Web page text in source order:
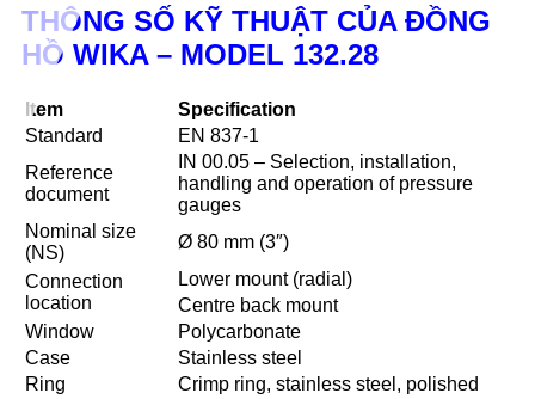
THÔNG SỐ KỸ THUẬT CỦA ĐỒNG
HỒ WIKA – MODEL 132.28
Item
Specification
Standard
EN 837-1
Reference
document
IN 00.05 – Selection, installation,
handling and operation of pressure
gauges
Nominal size
(NS)
Ø 80 mm (3″)
Connection
location
Lower mount (radial)
Centre back mount
Window
Polycarbonate
Case
Stainless steel
Ring
Crimp ring, stainless steel, polished